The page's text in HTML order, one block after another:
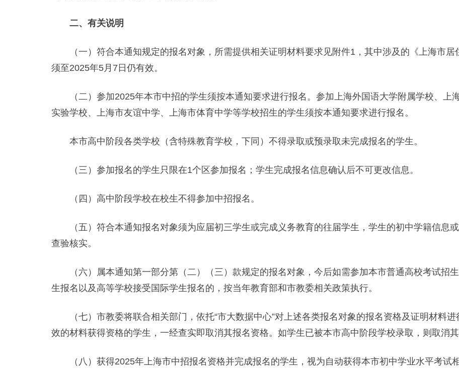
二、有关说明
（一）符合本通知规定的报名对象，所需提供相关证明材料要求见附件1，其中涉及的《上海市居
须至2025年5月7日仍有效。
（二）参加2025年本市中招的学生须按本通知要求进行报名。参加上海外国语大学附属学校、上
实验学校、上海市友谊中学、上海市体育中学等学校招生的学生须按本通知要求进行报名。
本市高中阶段各类学校（含特殊教育学校，下同）不得录取或预录取未完成报名的学生。
（三）参加报名的学生只限在1个区参加报名；学生完成报名信息确认后不可更改信息。
（四）高中阶段学校在校生不得参加中招报名。
（五）符合本通知报名对象须为应届初三学生或完成义务教育的往届学生，学生的初中学籍信息
查验核实。
（六）属本通知第一部分第（二）（三）款规定的报名对象，今后如需参加本市普通高校考试招
生报名以及高等学校接受国际学生报名的，按当年教育部和市教委相关政策执行。
（七）市教委将联合相关部门，依托“市大数据中心”对上述各类报名对象的报名资格及证明材料进
效的材料获得资格的学生，一经查实即取消其报名资格。如学生已被本市高中阶段学校录取，则取消
（八）获得2025年上海市中招报名资格并完成报名的学生，视为自动获得本市初中学业水平考试相